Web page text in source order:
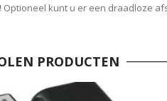
Optioneel kunt u er een draadloze
PRODUCTEN